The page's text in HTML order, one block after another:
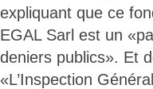
expliquant que ce
EGAL Sarl est un
deniers publics». Et
«L’Inspection